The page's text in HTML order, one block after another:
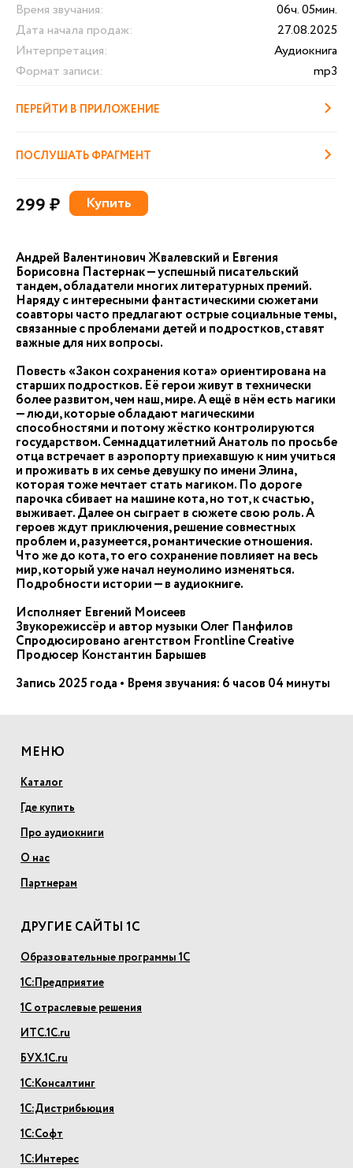
Время звучания:
06ч. 05мин.
Дата начала продаж:
27.08.2025
Интерпретация:
Аудиокнига
Формат записи:
mp3
ПЕРЕЙТИ В ПРИЛОЖЕНИЕ
ПОСЛУШАТЬ ФРАГМЕНТ
299 ₽ Купить
Андрей Валентинович Жвалевский и Евгения
Борисовна Пастернак — успешный писательский
тандем, обладатели многих литературных премий.
Наряду с интересными фантастическими сюжетами
соавторы часто предлагают острые социальные темы,
связанные с проблемами детей и подростков, ставят
важные для них вопросы.
Повесть «Закон сохранения кота» ориентирована на
старших подростков. Её герои живут в технически
более развитом, чем наш, мире. А ещё в нём есть магики
— люди, которые обладают магическими
способностями и потому жёстко контролируются
государством. Семнадцатилетний Анатоль по просьбе
отца встречает в аэропорту приехавшую к ним учиться
и проживать в их семье девушку по имени Элина,
которая тоже мечтает стать магиком. По дороге
парочка сбивает на машине кота, но тот, к счастью,
выживает. Далее он сыграет в сюжете свою роль. А
героев ждут приключения, решение совместных
проблем и, разумеется, романтические отношения.
Что же до кота, то его сохранение повлияет на весь
мир, который уже начал неумолимо изменяться.
Подробности истории — в аудиокниге.
Исполняет Евгений Моисеев
Звукорежиссёр и автор музыки Олег Панфилов
Спродюсировано агентством Frontline Creative
Продюсер Константин Барышев
Запись 2025 года • Время звучания: 6 часов 04 минуты
МЕНЮ
Каталог
Где купить
Про аудиокниги
О нас
Партнерам
ДРУГИЕ САЙТЫ 1С
Образовательные программы 1С
1С:Предприятие
1С отраслевые решения
ИТС.1С.ru
БУХ.1С.ru
1С:Консалтинг
1С:Дистрибьюция
1С:Софт
1С:Интерес